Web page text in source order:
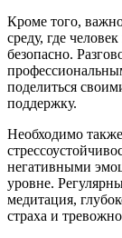
Кроме того,
среду, где
безопасно.
поделиться
поддержку.
Необходимо
негативными
уровне.
медитация,
страха и